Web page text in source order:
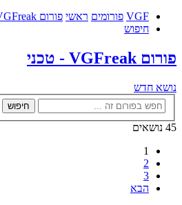
VGF פורומים ראשי פורום VGFreak - טכני
חיפוש
פורום VGFreak - טכני
נושא חדש
חיפוש
45 נושאים
1
2
3
הבא